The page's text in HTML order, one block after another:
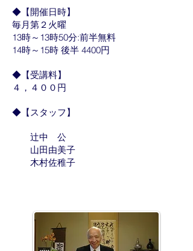
◆【開催日時】
毎月第２火曜
13時～13時50分:前半無料
14時～15時 後半 4400円
◆【受講料】
４，４００円
◆【スタッフ】
辻中 公
山田由美子
​ 木村佐稚子